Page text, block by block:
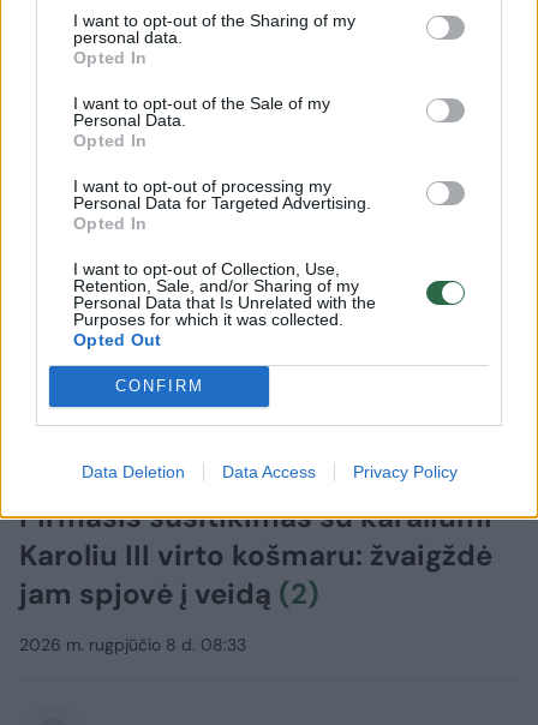
I want to opt-out of the Sharing of my
personal data.
Opted In
I want to opt-out of the Sale of my
Personal Data.
Opted In
I want to opt-out of processing my
Personal Data for Targeted Advertising.
Opted In
I want to opt-out of Collection, Use,
Retention, Sale, and/or Sharing of my
Personal Data that Is Unrelated with the
Purposes for which it was collected.
Opted Out
CONFIRM
Data Deletion Data Access Privacy Policy
Prisijungti komentatoriams
Žmonės Užsienio žvaigždės
Pirmasis susitikimas su karaliumi
Karoliu III virto košmaru: žvaigždė
jam spjovė į veidą (2)
2026 m. rugpjūčio 8 d. 08:33